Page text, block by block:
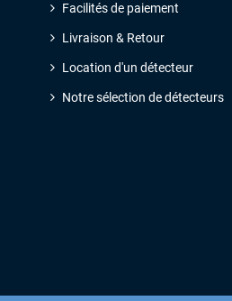
Facilités de paiement
Livraison & Retour
Location d'un détecteur
Notre sélection de détecteurs